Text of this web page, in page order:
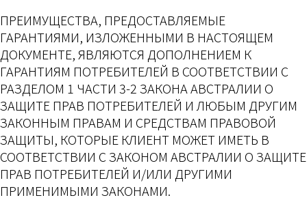
ПРЕИМУЩЕСТВА, ПРЕДОСТАВЛЯЕМЫЕ
ГАРАНТИЯМИ, ИЗЛОЖЕННЫМИ В НАСТОЯЩЕМ
ДОКУМЕНТЕ, ЯВЛЯЮТСЯ ДОПОЛНЕНИЕМ К
ГАРАНТИЯМ ПОТРЕБИТЕЛЕЙ В СООТВЕТСТВИИ С
РАЗДЕЛОМ 1 ЧАСТИ 3-2 ЗАКОНА АВСТРАЛИИ О
ЗАЩИТЕ ПРАВ ПОТРЕБИТЕЛЕЙ И ЛЮБЫМ ДРУГИМ
ЗАКОННЫМ ПРАВАМ И СРЕДСТВАМ ПРАВОВОЙ
ЗАЩИТЫ, КОТОРЫЕ КЛИЕНТ МОЖЕТ ИМЕТЬ В
СООТВЕТСТВИИ С ЗАКОНОМ АВСТРАЛИИ О ЗАЩИТЕ
ПРАВ ПОТРЕБИТЕЛЕЙ И/ИЛИ ДРУГИМИ
ПРИМЕНИМЫМИ ЗАКОНАМИ.